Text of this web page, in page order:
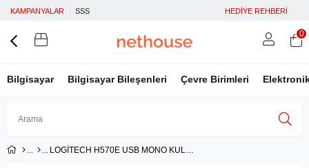
KAMPANYALAR SSS HEDİYE REHBERİ
Bilgisayar Bilgisayar Bileşenleri Çevre Birimleri
0
LOGİTECH H570E USB MONO KULAKLIK 981-000571